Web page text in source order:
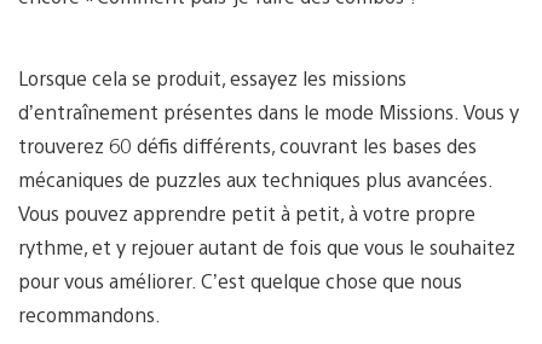
Lorsque cela se produit, essayez les missions
d’entraînement présentes dans le mode Missions. Vous y
trouverez 60 défis différents, couvrant les bases des
mécaniques de puzzles aux techniques plus avancées.
Vous pouvez apprendre petit à petit, à votre propre
rythme, et y rejouer autant de fois que vous le souhaitez
pour vous améliorer. C’est quelque chose que nous
recommandons.